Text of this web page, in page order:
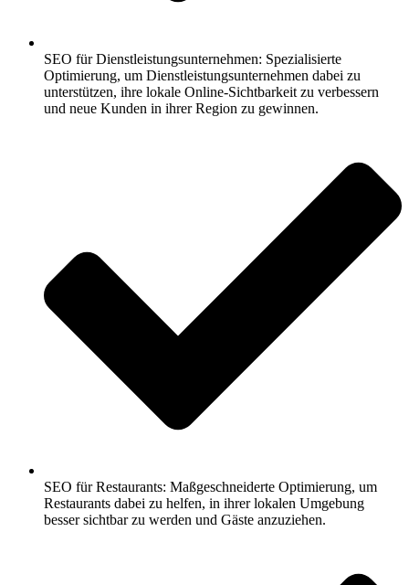
SEO für Dienstleistungsunternehmen: Spezialisierte
Optimierung, um Dienstleistungsunternehmen dabei zu
unterstützen, ihre lokale Online-Sichtbarkeit zu verbessern
und neue Kunden in ihrer Region zu gewinnen.
SEO für Restaurants: Maßgeschneiderte Optimierung, um
Restaurants dabei zu helfen, in ihrer lokalen Umgebung
besser sichtbar zu werden und Gäste anzuziehen.